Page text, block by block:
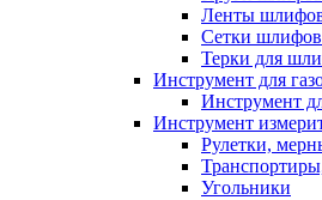
Ленты
Сетки
Терки для
Инструмент для
Инструмент
Инструмент
Рулетки,
Угольники